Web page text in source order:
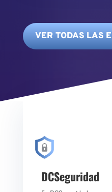
VER TODAS LAS
DCSeguridad